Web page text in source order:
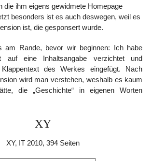
die ihm eigens gewidmete Homepage
besonders ist es auch deswegen, weil es
ist, die gesponsert wurde.
am Rande, bevor wir beginnen: Ich habe
auf eine Inhaltsangabe verzichtet und
des Werkes eingefügt. Nach
wird man verstehen, weshalb es kaum
die „Geschichte“ in eigenen Worten
XY
XY, IT 2010, 394 Seiten